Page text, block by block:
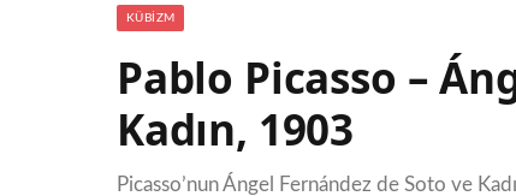
KÜBIZM
Pablo Picasso –
Kadın, 1903
Picasso’nun Ángel Fernández de Soto ve